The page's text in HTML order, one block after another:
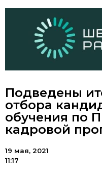
Подведены
отбора
обучения по
кадровой
19 мая, 2021
11:17